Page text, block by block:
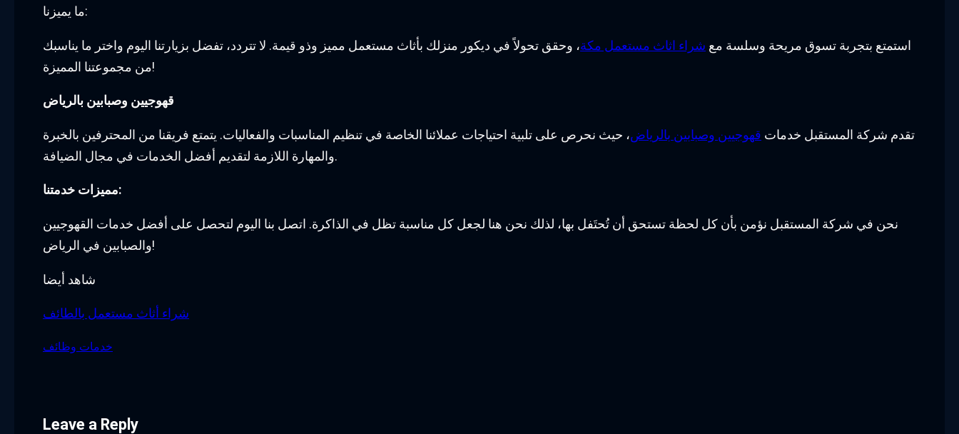
ما يميزنا:
استمتع بتجربة تسوق مريحة وسلسة مع شراء اثاث مستعمل مكة، وحقق تحولاً في ديكور منزلك بأثاث مستعمل مميز وذو قيمة. لا تتردد، تفضل بزيارتنا اليوم واختر ما يناسبك
من مجموعتنا المميزة!
قهوجيين وصبابين بالرياض
تقدم شركة المستقبل خدمات قهوجيين وصبابين بالرياض، حيث نحرص على تلبية احتياجات عملائنا الخاصة في تنظيم المناسبات والفعاليات. يتمتع فريقنا من المحترفين بالخبرة
والمهارة اللازمة لتقديم أفضل الخدمات في مجال الضيافة.
مميزات خدمتنا:
نحن في شركة المستقبل نؤمن بأن كل لحظة تستحق أن تُحتَفل بها، لذلك نحن هنا لجعل كل مناسبة تظل في الذاكرة. اتصل بنا اليوم لتحصل على أفضل خدمات القهوجيين
والصبابين في الرياض!
شاهد أيضا
شراء أثاث مستعمل بالطائف
خدمات وظائف
Leave a Reply